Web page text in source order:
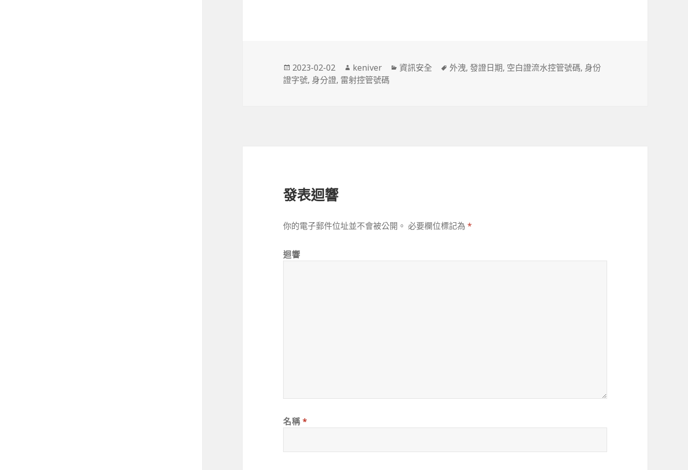
發
佈
2023-02-02
作
者
keniver
分
資訊安全
標
外洩,發證日期, 空白證流水控管號碼, 身份
證字號, 身分證, 雷射控管號碼
發表迴響
你的電子郵件位址並不會被公開。 必要欄位標記為*
迴響
名稱*